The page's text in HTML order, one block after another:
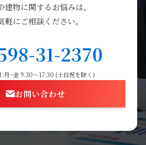
建物に関するお悩みは、
軽にご相談ください。
31-2370
:月~金 9:30〜17:30 (土日祝を除く)
お問い合わせ